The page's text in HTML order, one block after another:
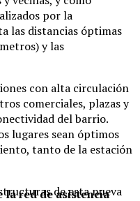
por la
las distancias óptimas
y las
con alta circulación
comerciales, plazas y
del barrio.
lugares sean óptimos
tanto de la estación
de esta nueva
red de asistencia